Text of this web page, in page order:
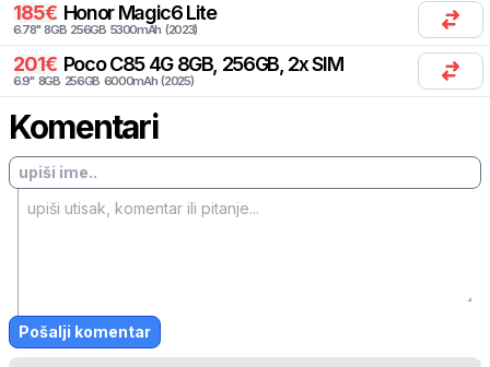
185€ Honor Magic6 Lite
6.78" 8GB 256GB 5300mAh (2023)
201€ Poco C85 4G 8GB, 256GB, 2x SIM
6.9" 8GB 256GB 6000mAh (2025)
Komentari
Pošalji komentar